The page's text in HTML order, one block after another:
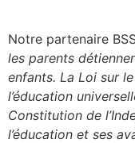
Notre partenaire
les parents
enfants. La Loi sur
l’éducation
Constitution de
l’éducation et ses